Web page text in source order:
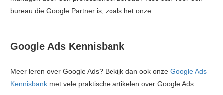
bureau die Google Partner is, zoals het onze.
Google Ads Kennisbank
Meer leren over Google Ads? Bekijk dan ook onze Google Ads
Kennisbank met vele praktische artikelen over Google Ads.